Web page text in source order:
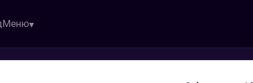
Меню